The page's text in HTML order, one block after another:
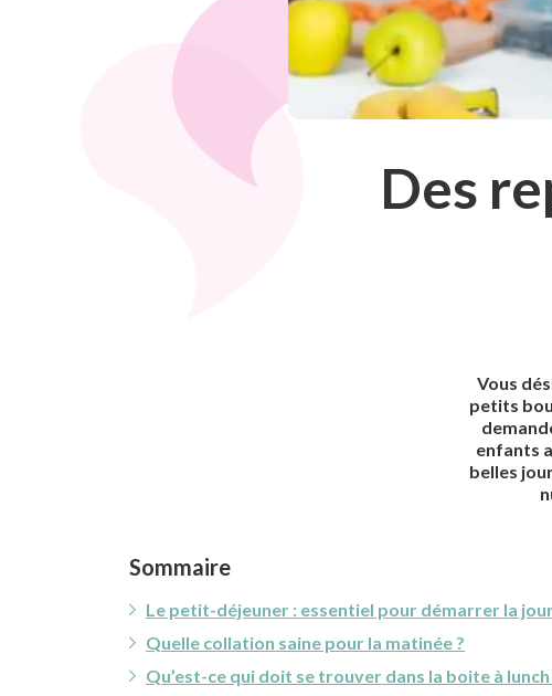
Des
Vous
petits
enfants
belles
Sommaire
Le petit-déjeuner : essentiel pour démarrer la
Quelle collation saine pour la matinée ?
Qu’est-ce qui doit se trouver dans la boite à lunch